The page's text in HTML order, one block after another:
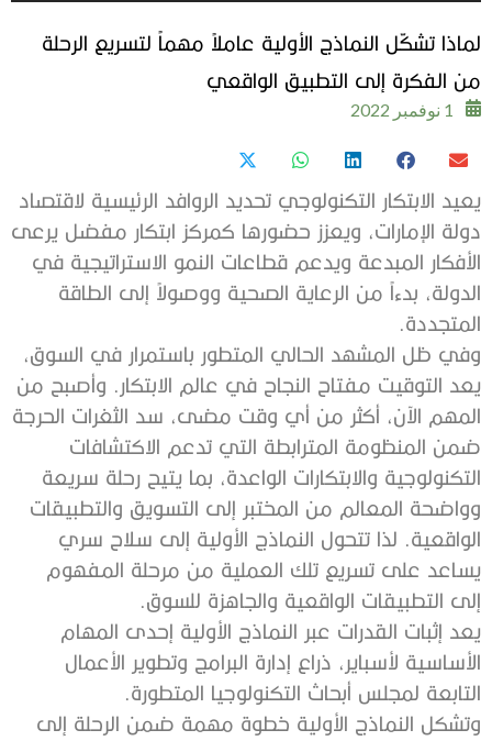
لماذا تشكّل النماذج الأولية عاملاً مهماً لتسريع الرحلة
من الفكرة إلى التطبيق الواقعي
1 نوفمبر 2022
يعيد الابتكار التكنولوجي تحديد الروافد الرئيسية لاقتصاد
دولة الإمارات، ويعزز حضورها كمركز ابتكار مفضل يرعى
الأفكار المبدعة ويدعم قطاعات النمو الاستراتيجية في
الدولة، بدءاً من الرعاية الصحية ووصولاً إلى الطاقة
المتجددة.
وفي ظل المشهد الحالي المتطور باستمرار في السوق،
يعد التوقيت مفتاح النجاح في عالم الابتكار. وأصبح من
المهم الآن، أكثر من أي وقت مضى، سد الثغرات الحرجة
ضمن المنظومة المترابطة التي تدعم الاكتشافات
التكنولوجية والابتكارات الواعدة، بما يتيح رحلة سريعة
وواضحة المعالم من المختبر إلى التسويق والتطبيقات
الواقعية. لذا تتحول النماذج الأولية إلى سلاح سري
يساعد على تسريع تلك العملية من مرحلة المفهوم
إلى التطبيقات الواقعية والجاهزة للسوق.
يعد إثبات القدرات عبر النماذج الأولية إحدى المهام
الأساسية لأسباير، ذراع إدارة البرامج وتطوير الأعمال
التابعة لمجلس أبحاث التكنولوجيا المتطورة.
وتشكل النماذج الأولية خطوة مهمة ضمن الرحلة إلى